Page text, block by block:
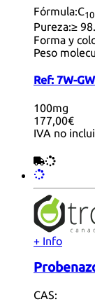
Fórmula:C10
Pureza:≥
Forma y
Peso
Ref: 7W-
100mg
177,00€
IVA no
+ Info
CAS: